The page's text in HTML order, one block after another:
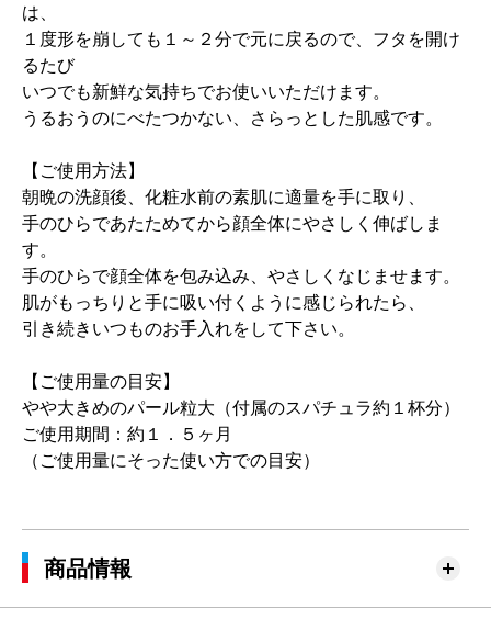
は、
１度形を崩しても１～２分で元に戻るので、フタを開け
るたび
いつでも新鮮な気持ちでお使いいただけます。
うるおうのにべたつかない、さらっとした肌感です。
【ご使用方法】
朝晩の洗顔後、化粧水前の素肌に適量を手に取り、
手のひらであたためてから顔全体にやさしく伸ばしま
す。
手のひらで顔全体を包み込み、やさしくなじませます。
肌がもっちりと手に吸い付くように感じられたら、
引き続きいつものお手入れをして下さい。
【ご使用量の目安】
やや大きめのパール粒大（付属のスパチュラ約１杯分）
ご使用期間：約１．５ヶ月
（ご使用量にそった使い方での目安）
商品情報